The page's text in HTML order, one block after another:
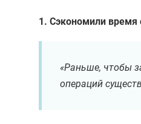
1. Сэкономили время
«Раньше, чтобы
операций